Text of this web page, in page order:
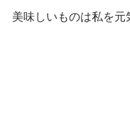
美味しいものは私を元